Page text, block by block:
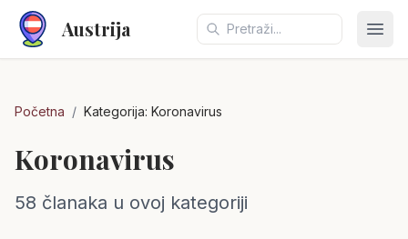
Austrija
Početna / Kategorija: Koronavirus
Koronavirus
58 članaka u ovoj kategoriji